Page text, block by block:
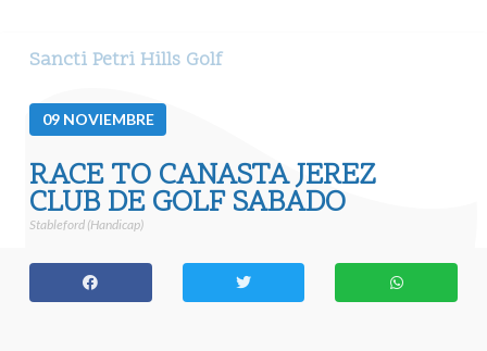
Sancti Petri Hills Golf
09 NOVIEMBRE
RACE TO CANASTA JEREZ
CLUB DE GOLF SABADO
Stableford (Handicap)